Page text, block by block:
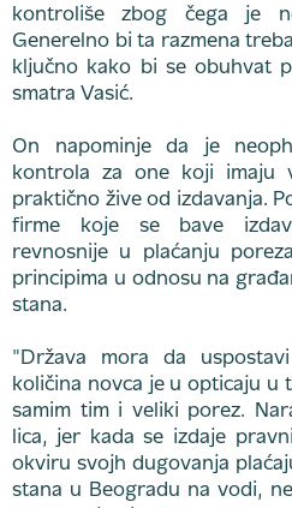
kontroliše zbog čega je
Generelno bi ta razmena
ključno kako bi se obuhvat
smatra Vasić.
On napominje da je
kontrola za one koji imaju
praktično žive od izdavanja.
firme koje se bave
revnosnije u plaćanju
principima u odnosu na
stana.
"Država mora da
količina novca je u opticaju u
samim tim i veliki porez.
lica, jer kada se izdaje
okviru svojh dugovanja
stana u Beogradu na vodi,